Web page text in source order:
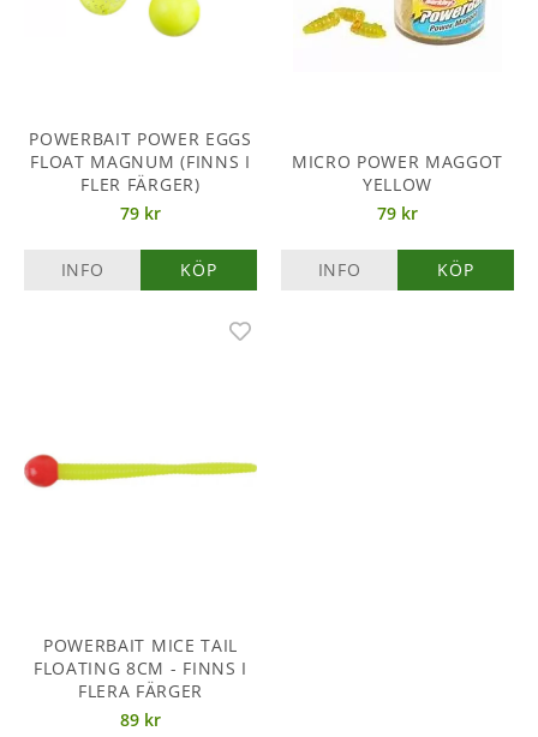
POWERBAIT POWER EGGS
FLOAT MAGNUM (FINNS I
FLER FÄRGER)
79 kr
INFO KÖP
MICRO POWER MAGGOT
YELLOW
79 kr
INFO KÖP
POWERBAIT MICE TAIL
FLOATING 8CM - FINNS I
FLERA FÄRGER
89 kr